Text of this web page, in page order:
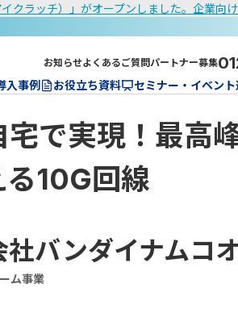
ラッチ）」がオープンしました。企業向
お知らせよくあるご質問パートナー募集
入事例 お役立ち資料 セミナー・イベント
で実現！最高
10G回線
社バンダイナムコ
ム事業